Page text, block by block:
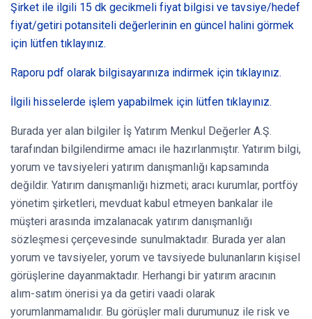
Şirket ile ilgili 15 dk gecikmeli fiyat bilgisi ve tavsiye/hedef
fiyat/getiri potansiteli değerlerinin en güncel halini görmek
için lütfen tıklayınız.
Raporu pdf olarak bilgisayarınıza indirmek için tıklayınız.
İlgili hisselerde işlem yapabilmek için lütfen tıklayınız.
Burada yer alan bilgiler İş Yatırım Menkul Değerler A.Ş.
tarafından bilgilendirme amacı ile hazırlanmıştır. Yatırım bilgi,
yorum ve tavsiyeleri yatırım danışmanlığı kapsamında
değildir. Yatırım danışmanlığı hizmeti; aracı kurumlar, portföy
yönetim şirketleri, mevduat kabul etmeyen bankalar ile
müşteri arasında imzalanacak yatırım danışmanlığı
sözleşmesi çerçevesinde sunulmaktadır. Burada yer alan
yorum ve tavsiyeler, yorum ve tavsiyede bulunanların kişisel
görüşlerine dayanmaktadır. Herhangi bir yatırım aracının
alım-satım önerisi ya da getiri vaadi olarak
yorumlanmamalıdır. Bu görüşler mali durumunuz ile risk ve